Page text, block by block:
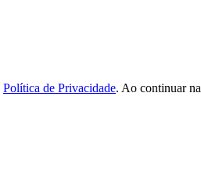
Política de Privacidade. Ao continuar